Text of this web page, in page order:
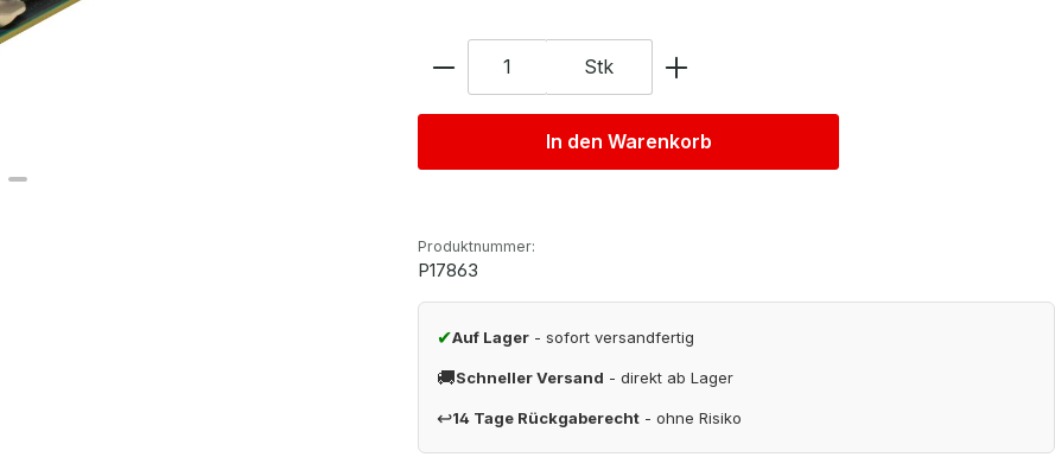
Anzahl Stk
In den Warenkorb
Produktnummer:
P17863
✔Auf Lager - sofort versandfertig
🚚Schneller Versand - direkt ab Lager
↩14 Tage Rückgaberecht - ohne Risiko